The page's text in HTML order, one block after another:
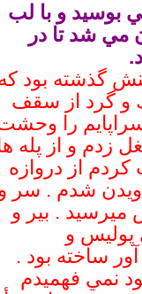
بوسيد و با لب
مي شد تا در
گذشته بود
و گرد از سقف
را
زدم و از پله
كردم از دروازه
شدم . سر و
ميرسيد . بير و
پوليس و
ساخته بود .
نمي فهميدم